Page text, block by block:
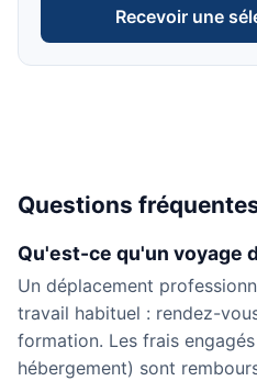
Recevoir une
Questions
Qu'est-ce qu'un voyage
Un déplacement
travail habituel : rendez-
formation. Les frais
hébergement) sont